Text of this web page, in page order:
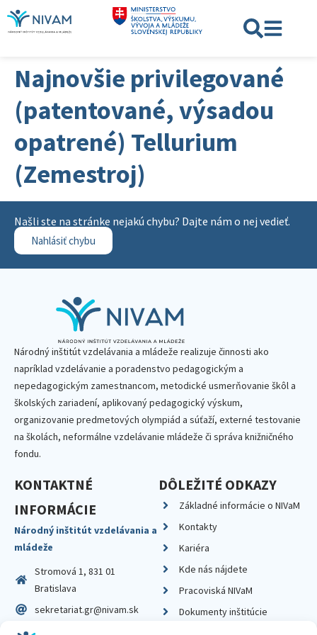
Najnovšie privilegované
(patentované, výsadou
opatrené) Tellurium
(Zemestroj)
Našli ste na stránke nejakú chybu? Dajte nám o nej vedieť.
Nahlásiť chybu
Národný inštitút vzdelávania a mládeže realizuje činnosti ako
napríklad vzdelávanie a poradenstvo pedagogickým a
nepedagogickým zamestnancom, metodické usmerňovanie škôl a
školských zariadení, aplikovaný pedagogický výskum,
organizovanie predmetových olympiád a súťaží, externé testovanie
na školách, neformálne vzdelávanie mládeže či správa knižničného
fondu.
KONTAKTNÉ
INFORMÁCIE
Národný inštitút vzdelávania a
mládeže
Stromová 1, 831 01
Bratislava
sekretariat.gr@nivam.sk
IČO: 00164348
DÔLEŽITÉ ODKAZY
Základné informácie o NIVaM
Kontakty
Kariéra
Kde nás nájdete
Pracoviská NIVaM
Dokumenty inštitúcie